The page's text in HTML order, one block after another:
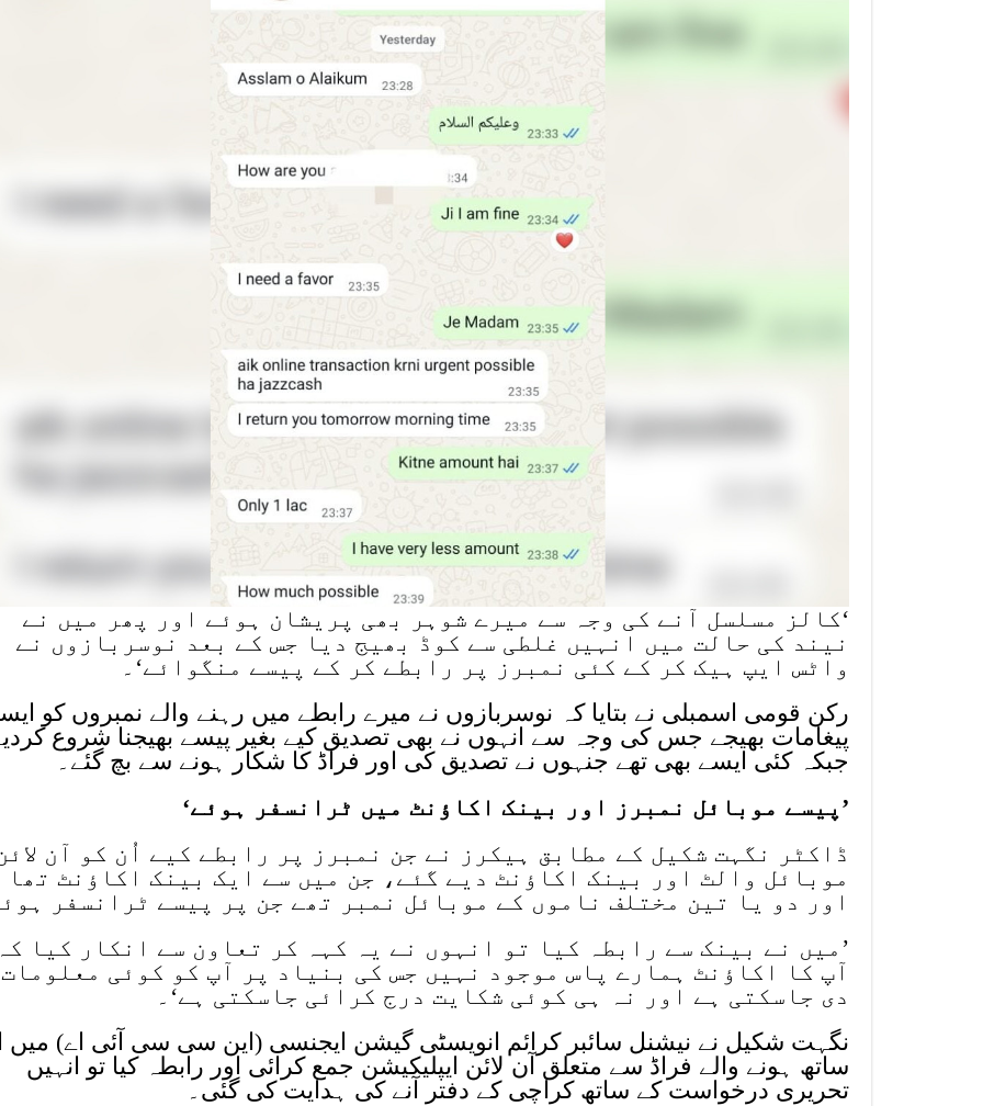
‘کالز مسلسل آنے کی وجہ سے میرے شوہر بھی پریشان ہوئے اور پھر میں نے
نیند کی حالت میں انہیں غلطی سے کوڈ بھیج دیا جس کے بعد نوسربازوں نے
واٹس ایپ ہیک کر کے کئی نمبرز پر رابطے کر کے پیسے منگوائے‘۔
رکن قومی اسمبلی نے بتایا کہ نوسربازوں نے میرے رابطے میں رہنے والے نمبروں کو
پیغامات بھیجے جس کی وجہ سے انہوں نے بھی تصدیق کیے بغیر پیسے بھیجنا شروع
جبکہ کئی ایسے بھی تھے جنہوں نے تصدیق کی اور فراڈ کا شکار ہونے سے بچ گئے۔
’پیسے موبائل نمبرز اور بینک اکاؤنٹ میں ٹرانسفر ہوئے‘
ڈاکٹر نگہت شکیل کے مطابق ہیکرز نے جن نمبرز پر رابطے کیے اُن کو آن
موبائل والٹ اور بینک اکاؤنٹ دیے گئے، جن میں سے ایک بینک اکاؤنٹ تھا
اور دو یا تین مختلف ناموں کے موبائل نمبر تھے جن پر پیسے ٹرانسفر
’میں نے بینک سے رابطہ کیا تو انہوں نے یہ کہہ کر تعاون سے انکار کیا
آپ کا اکاؤنٹ ہمارے پاس موجود نہیں جس کی بنیاد پر آپ کو کوئی معلومات
دی جاسکتی ہے اور نہ ہی کوئی شکایت درج کرائی جاسکتی ہے‘۔
نگہت شکیل نے نیشنل سائبر کرائم انویسٹی گیشن ایجنسی (این سی سی آئی اے) میں
ساتھ ہونے والے فراڈ سے متعلق آن لائن ایپلیکیشن جمع کرائی اور رابطہ کیا تو انہیں
تحریری درخواست کے ساتھ کراچی کے دفتر آنے کی ہدایت کی گئی۔